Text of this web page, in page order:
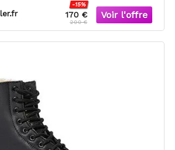
170 €
-15%
200 €